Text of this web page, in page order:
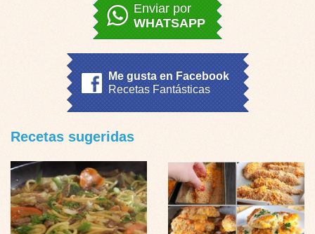
Enviar por
WHATSAPP
Me gusta en Facebook
Recetas Fantásticas
Recetas sugeridas